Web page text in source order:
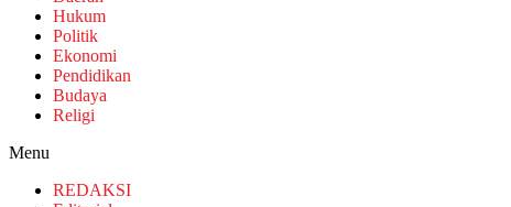
Hukum
Politik
Ekonomi
Pendidikan
Budaya
Religi
Menu
REDAKSI